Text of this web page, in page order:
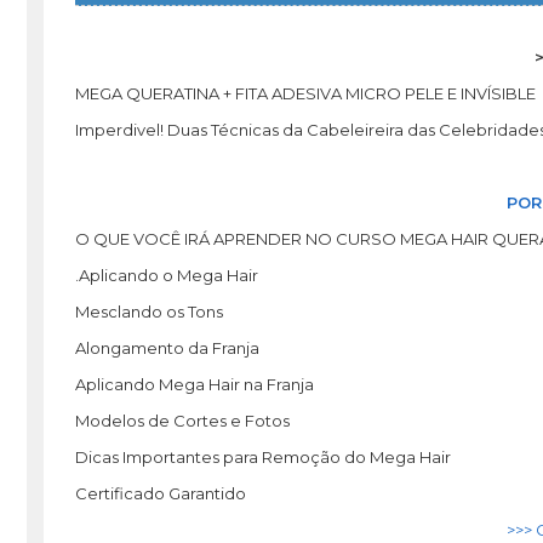
MEGA QUERATINA + FITA ADESIVA MICRO PELE E INVÍSIBLE
Imperdivel! Duas Técnicas da Cabeleireira das
O QUE VOCÊ IRÁ APRENDER NO CURSO MEGA HAIR
.Aplicando o Mega Hair
Mesclando os Tons
Alongamento da Franja
Aplicando Mega Hair na Franja
Modelos de Cortes e Fotos
Dicas Importantes para Remoção do Mega Hair
Certificado Garantido
>>>